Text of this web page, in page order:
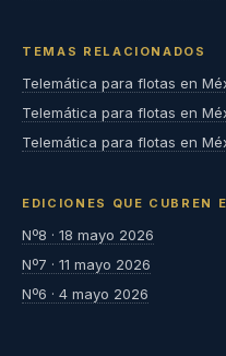
TEMAS RELACIONADOS
Telemática para flotas en
Telemática para flotas en
Telemática para flotas en
EDICIONES QUE CUBREN
Nº8 · 18 mayo 2026
Nº7 · 11 mayo 2026
Nº6 · 4 mayo 2026